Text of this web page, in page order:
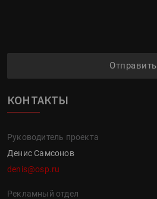
Отправить
КОНТАКТЫ
Руководитель проекта
Денис Самсонов
denis@osp.ru
Рекламный отдел